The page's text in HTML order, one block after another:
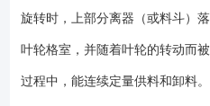
旋转时，上部分离器（或料斗）
叶轮格室，并随着叶轮的转动而
过程中，能连续定量供料和卸料。